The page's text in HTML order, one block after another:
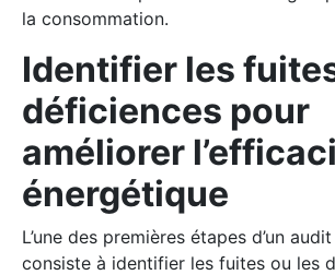
la consommation.
Identifier les
déficiences pour
améliorer
énergétique
L’une des premières étapes d’un
consiste à identifier les fuites ou les